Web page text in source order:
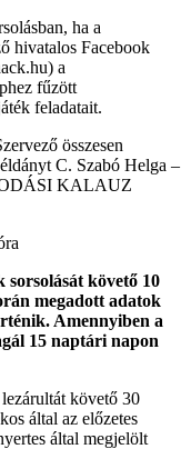
ha a
hivatalos Facebook
a
fűzött
feladatait.
összesen
C. Szabó Helga –
KALAUZ
sorsolását követő 10
megadott adatok
Amennyiben a
15 naptári napon
követő 30
által az előzetes
által megjelölt